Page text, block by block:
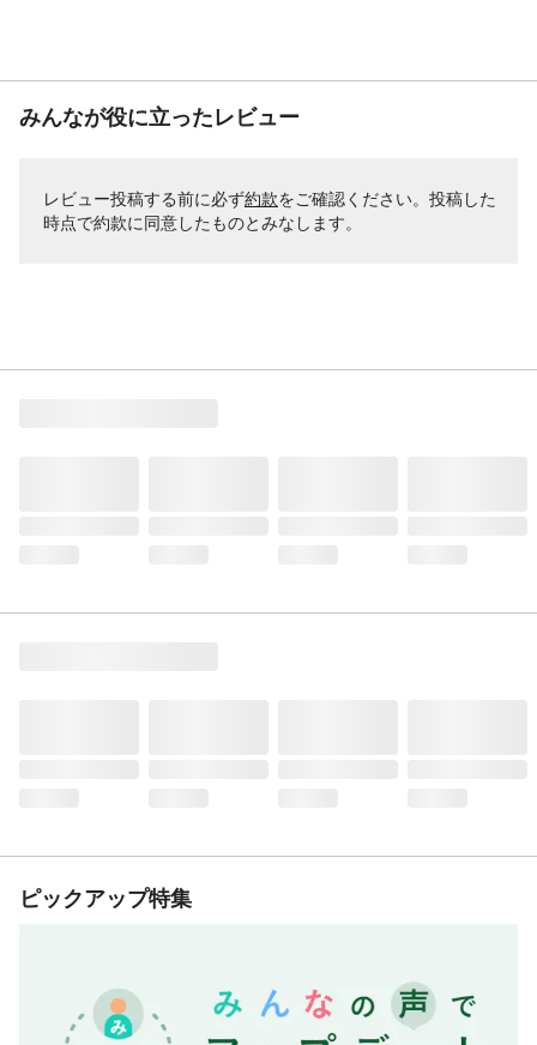
みんなが役に立ったレビュー
レビュー投稿する前に必ず約款をご確認ください。投稿した
時点で約款に同意したものとみなします。
ピックアップ特集